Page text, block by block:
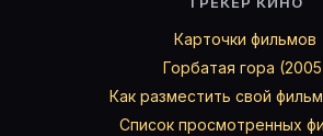
Карточки фильмов
Горбатая гора
Как разместить свой
Список просмотренных